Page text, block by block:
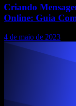
Criando
Online: Guia
4 de maio de 2023